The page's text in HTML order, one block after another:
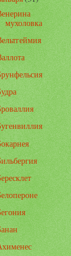
мухоловка